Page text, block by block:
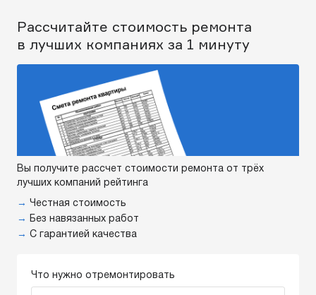
Что нужно отремонтировать
Рассчитайте стоимость ремонта
в лучших компаниях за 1 минуту
Вы получите рассчет стоимости ремонта от трёх
лучших компаний рейтинга
→ Честная стоимость
→
Без навязанных работ
→ С гарантией качества